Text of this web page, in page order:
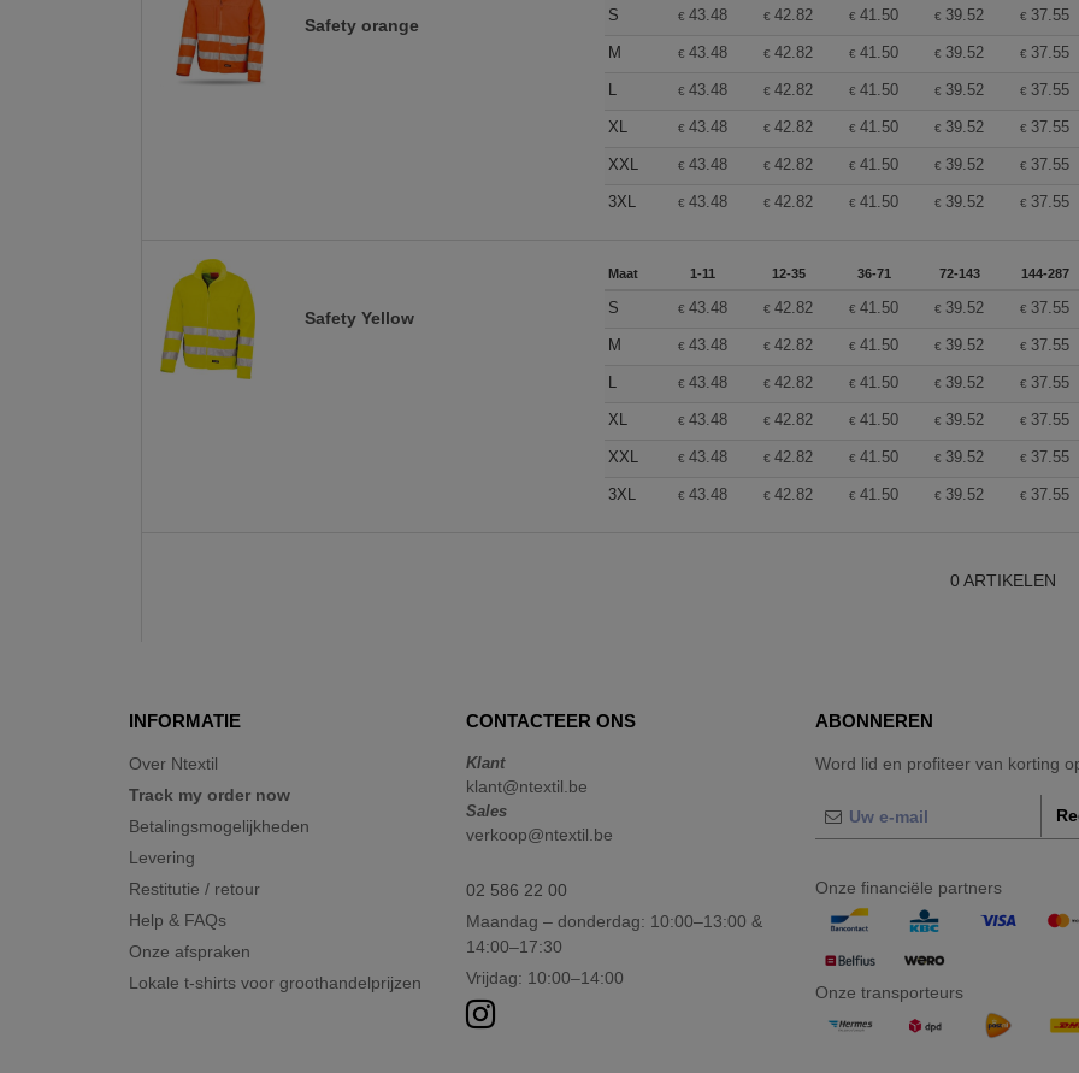
Safety orange
S €43.48 €42.82 €41.50 € 39.52 € 37.55
M €43.48 €42.82 €41.50 € 39.52 € 37.55
L €43.48 €42.82 €41.50 € 39.52 € 37.55
XL €43.48 €42.82 €41.50 € 39.52 € 37.55
XXL €43.48 €42.82 €41.50 € 39.52 € 37.55
3XL €43.48 €42.82 €41.50 € 39.52 € 37.55
Safety Yellow
Maat 1-11 12-35 36-71 72-143 144-287
S €43.48 €42.82 €41.50 € 39.52 € 37.55
M €43.48 €42.82 €41.50 € 39.52 € 37.55
L €43.48 €42.82 €41.50 € 39.52 € 37.55
XL €43.48 €42.82 €41.50 € 39.52 € 37.55
XXL €43.48 €42.82 €41.50 € 39.52 € 37.55
3XL €43.48 €42.82 €41.50 € 39.52 € 37.55
0 ARTIKELEN
INFORMATIE
Over Ntextil
Track my order now
Betalingsmogelijkheden
Levering
Restitutie / retour
Help & FAQs
Onze afspraken
Lokale t-shirts voor groothandelprijzen
CONTACTEER ONS
Klant
klant@ntextil.be
Sales
verkoop@ntextil.be
02 586 22 00
Maandag – donderdag: 10:00–13:00 &
14:00–17:30
Vrijdag: 10:00–14:00
ABONNEREN
Word lid en profiteer van korting
Onze financiële partners
Onze transporteurs